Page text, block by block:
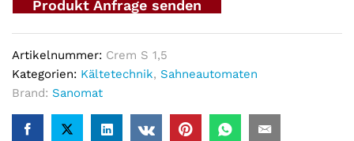
Produkt Anfrage senden
Artikelnummer: Crem S 1,5
Kategorien: Kältetechnik, Sahneautomaten
Brand: Sanomat